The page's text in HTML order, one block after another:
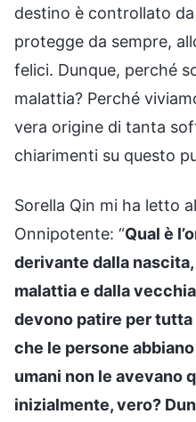
destino è controllato
protegge da sempre,
felici. Dunque, perché
malattia? Perché
vera origine di tanta
chiarimenti su questo
Sorella Qin mi ha letto
Onnipotente: “Qual è
derivante dalla
malattia e dalla
devono patire per tutta
che le persone
umani non le avevano
inizialmente, vero?